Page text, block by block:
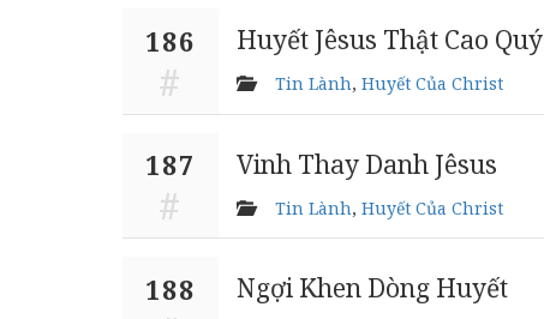
186 Huyết Jêsus Thật Cao Quý
Tin Lành, Huyết Của Christ
187 Vinh Thay Danh Jêsus
Tin Lành, Huyết Của Christ
188 Ngợi Khen Dòng Huyết